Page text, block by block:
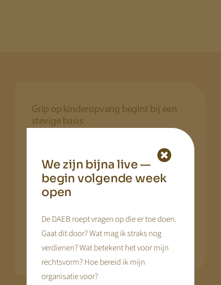
Grip op kinderopvang begint bij een
stevige basis
KDV Online helpt kinderopvangorganisaties grip
te houden op een sector die verandert.
Wij ondersteunen bij tariefbesluitvorming,
financiële onderbouwing en positionering
richting 2029. Zo ontstaat duidelijkheid en
vertrouwen — voor ondernemers, ouders en
bestuur.
We zijn bijna live —
begin volgende week
open
De DAEB roept vragen op die er toe doen.
Gaat dit door? Wat mag ik straks nog
verdienen? Wat betekent het voor mijn
rechtsvorm? Hoe bereid ik mijn
organisatie voor?